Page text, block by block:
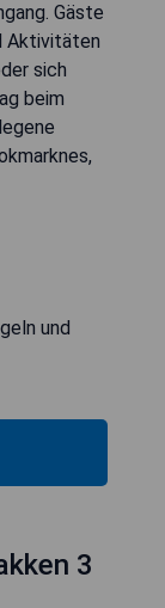
Gäste
Aktivitäten
sich
beim
und
3